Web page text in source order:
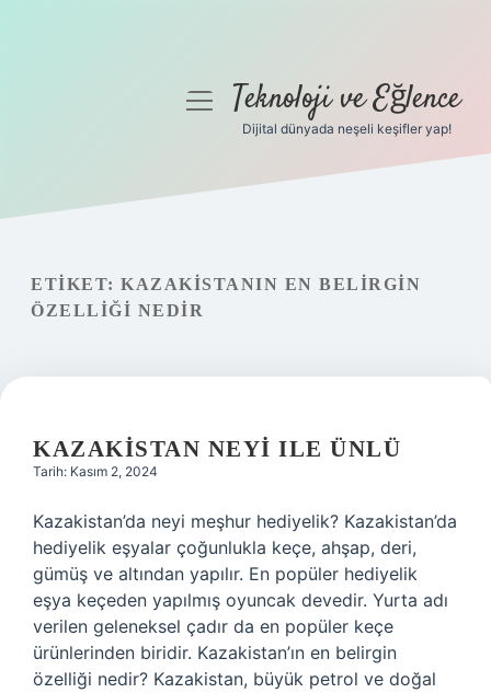
Gizlilik Politikası
Hakkımızda
menüyüTeknoloji ve Eğlence
Dijital dünyada neşeli keşifler yap!
ETIKET: KAZAKISTANIN EN BELIRGIN
ÖZELLIĞI NEDIR
KAZAKISTAN NEYI ILE ÜNLÜ
Tarih: Kasım 2, 2024
Kazakistan’da neyi meşhur hediyelik? Kazakistan’da
hediyelik eşyalar çoğunlukla keçe, ahşap, deri,
gümüş ve altından yapılır. En popüler hediyelik
eşya keçeden yapılmış oyuncak devedir. Yurta adı
verilen geleneksel çadır da en popüler keçe
ürünlerinden biridir. Kazakistan’ın en belirgin
özelliği nedir? Kazakistan, büyük petrol ve doğal